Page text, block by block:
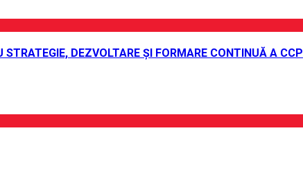
DEZVOLTARE ȘI FORMARE CONTINUĂ A CCP